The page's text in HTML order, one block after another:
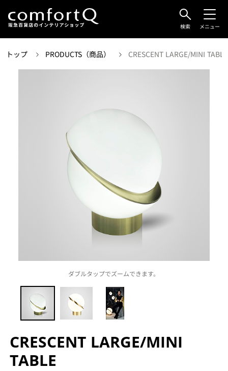
検索 メニュー
トップ PRODUCTS（商品） CRESCENT LARGE/MINI TABLE
ダブルタップでズームできます。
CRESCENT LARGE/MINI
TABLE